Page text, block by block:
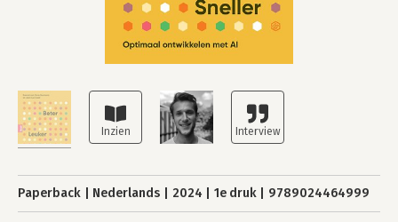
Paperback Nederlands 2024 1e druk 9789024464999